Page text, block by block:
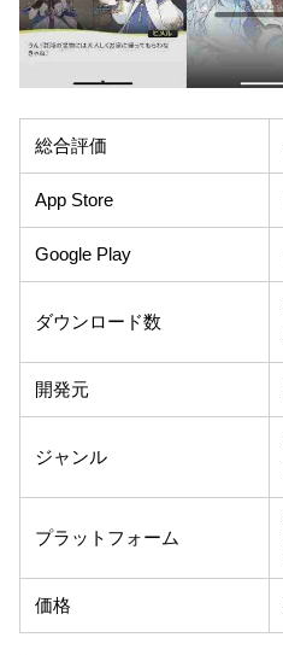
総合評価
App Store
Google Play
ダウンロード数
開発元
ジャンル
プラットフォーム
価格